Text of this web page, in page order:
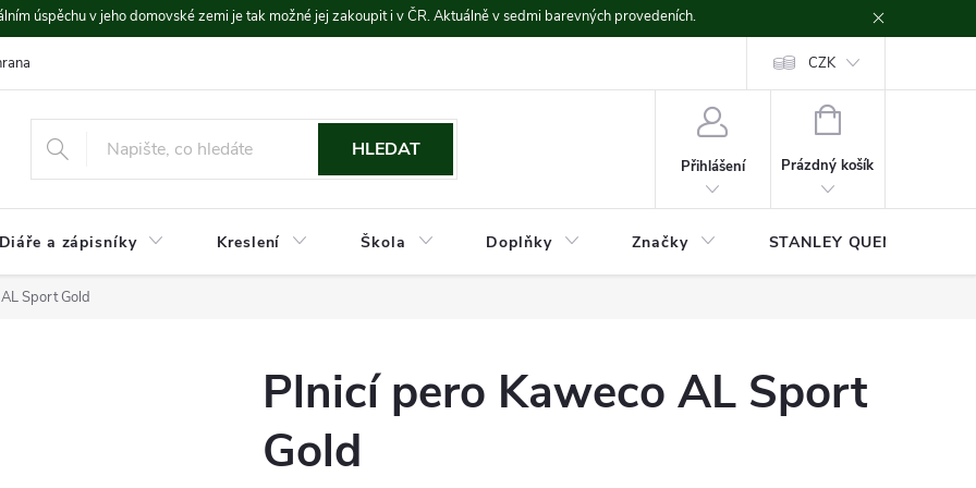
úspěchu v jeho domovské zemi je tak možné jej zakoupit i v ČR. Aktuálně v sedmi barevných provedeních.
údajů CZK
HLEDAT
Přihlášení
NÁKUPNÍ
Prázdný košík
Diáře a zápisníky Kreslení Škola Doplňky Značky STANLEY QUENCHER
Sport Gold
Plnicí pero Kaweco AL Sport
Gold